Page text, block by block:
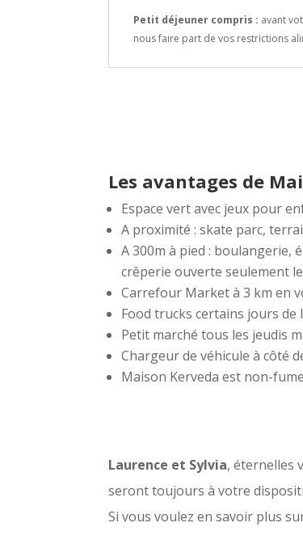
Petit déjeuner compris : avant
nous faire part de vos restrictions
Les avantages de
Espace vert avec jeux pour
A proximité : skate parc,
A 300m à pied : boulangerie,
crêperie ouverte seulement
Carrefour Market à 3 km en
Food trucks certains jours
Petit marché tous les jeudis
Chargeur de véhicule à côté
Maison Kerveda est non-
Laurence et Sylvia, éternelles
seront toujours à votre
Si vous voulez en savoir plus